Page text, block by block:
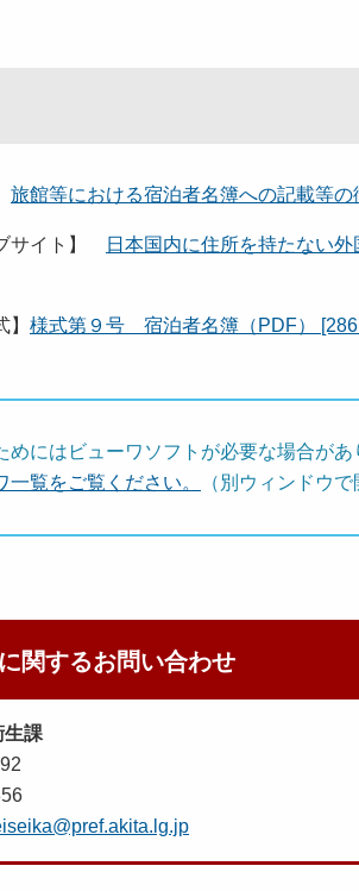
旅館等における宿泊者名簿への記載等の
サイト】
日本国内に住所を持たない
様式第９号 宿泊者名簿（PDF）
めにはビューワソフトが必要な場合があ
覧をご覧ください。
（別ウィンドウで
関するお問い合わせ
生課